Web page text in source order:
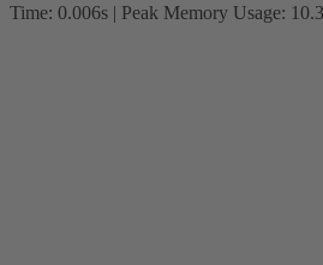
Time: 0.006s | Peak Memory Usage: